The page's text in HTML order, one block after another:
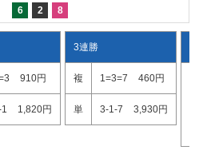
6 2 8
910円
1,820円
3連勝
複 1=3=7 460円
単 3-1-7 3,930円